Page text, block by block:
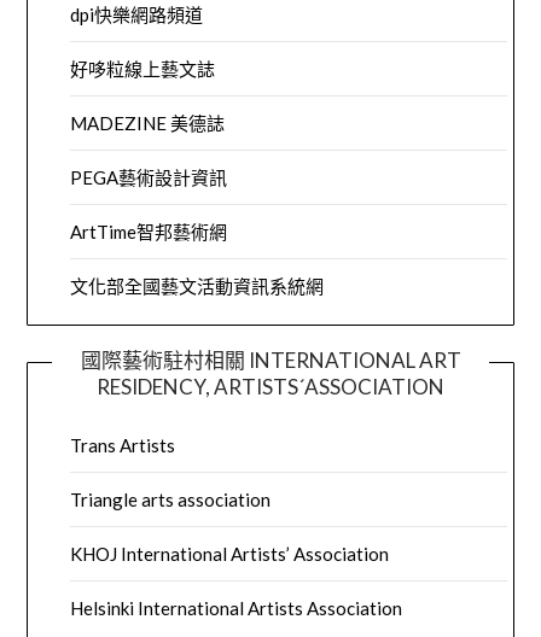
dpi快樂網路頻道
好哆粒線上藝文誌
MADEZINE 美德誌
PEGA藝術設計資訊
ArtTime智邦藝術網
文化部全國藝文活動資訊系統網
國際藝術駐村相關 INTERNATIONAL ART
RESIDENCY, ARTISTS´ASSOCIATION
Trans Artists
Triangle arts association
KHOJ International Artists’ Association
Helsinki International Artists Association